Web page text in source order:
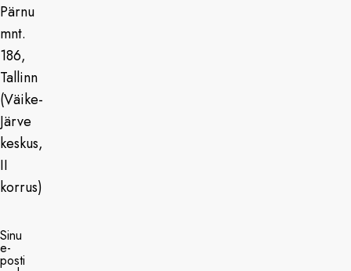
Pärnu
mnt.
186,
Tallinn
(Väike-
Järve
keskus,
II
korrus)
Sinu
e-
posti